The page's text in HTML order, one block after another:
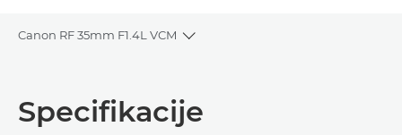
Canon RF 35mm F1.4L VCM
Toggle breadcrumbs
Specifikacije
Specifikacije